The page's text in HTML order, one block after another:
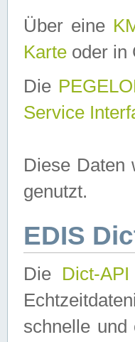
Über eine
Karte oder in
Die
Service
Diese Daten
genutzt.
EDIS
Die Dict-API
schnelle und